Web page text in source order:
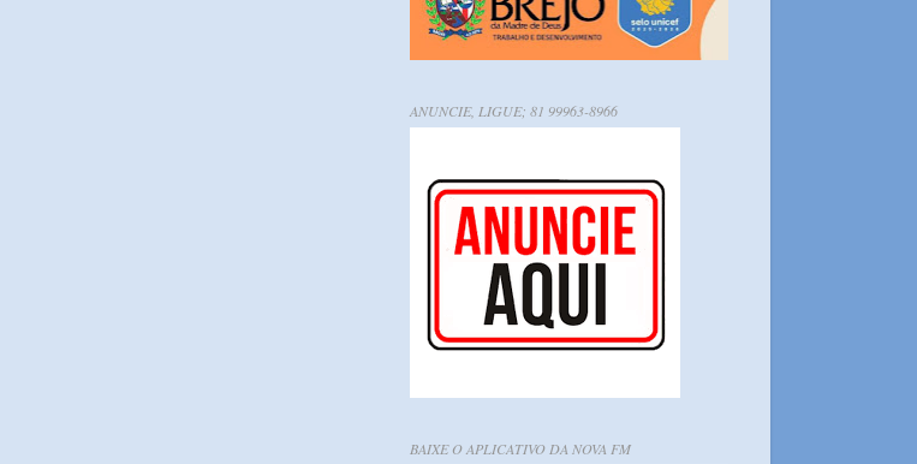
ANUNCIE, LIGUE; 81 99963-8966
BAIXE O APLICATIVO DA NOVA FM